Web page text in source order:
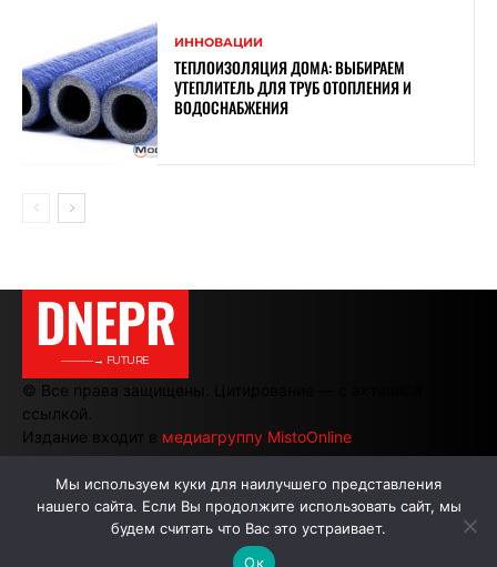
ИННОВАЦИИ
ТЕПЛОИЗОЛЯЦИЯ ДОМА: ВЫБИРАЕМ
УТЕПЛИТЕЛЬ ДЛЯ ТРУБ ОТОПЛЕНИЯ И
ВОДОСНАБЖЕНИЯ
DNEPR
———→ FUTURE
© Все права защищены. Цитирование — с активной
ссылкой.
Издание входит в медиагруппу MistoOnline
АВТОРЫ РЕКЛАМА НА САЙТЕ
Мы используем куки для наилучшего представления
нашего сайта. Если Вы продолжите использовать сайт, мы
будем считать что Вас это устраивает.
Ок